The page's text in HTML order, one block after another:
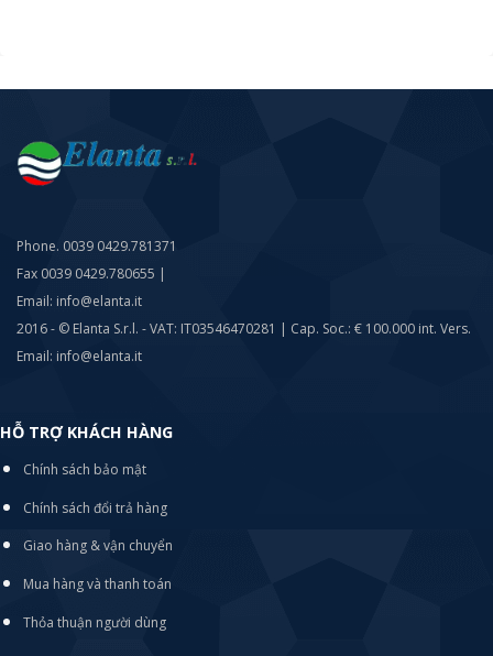
Phone. 0039 0429.781371
Fax 0039 0429.780655 |
Email: info@elanta.it
2016 - © Elanta S.r.l. - VAT: IT03546470281 | Cap. Soc.: € 100.000 int. Vers.
Email: info@elanta.it
HỖ TRỢ KHÁCH HÀNG
Chính sách bảo mật
Chính sách đổi trả hàng
Giao hàng & vận chuyển
Mua hàng và thanh toán
Thỏa thuận người dùng